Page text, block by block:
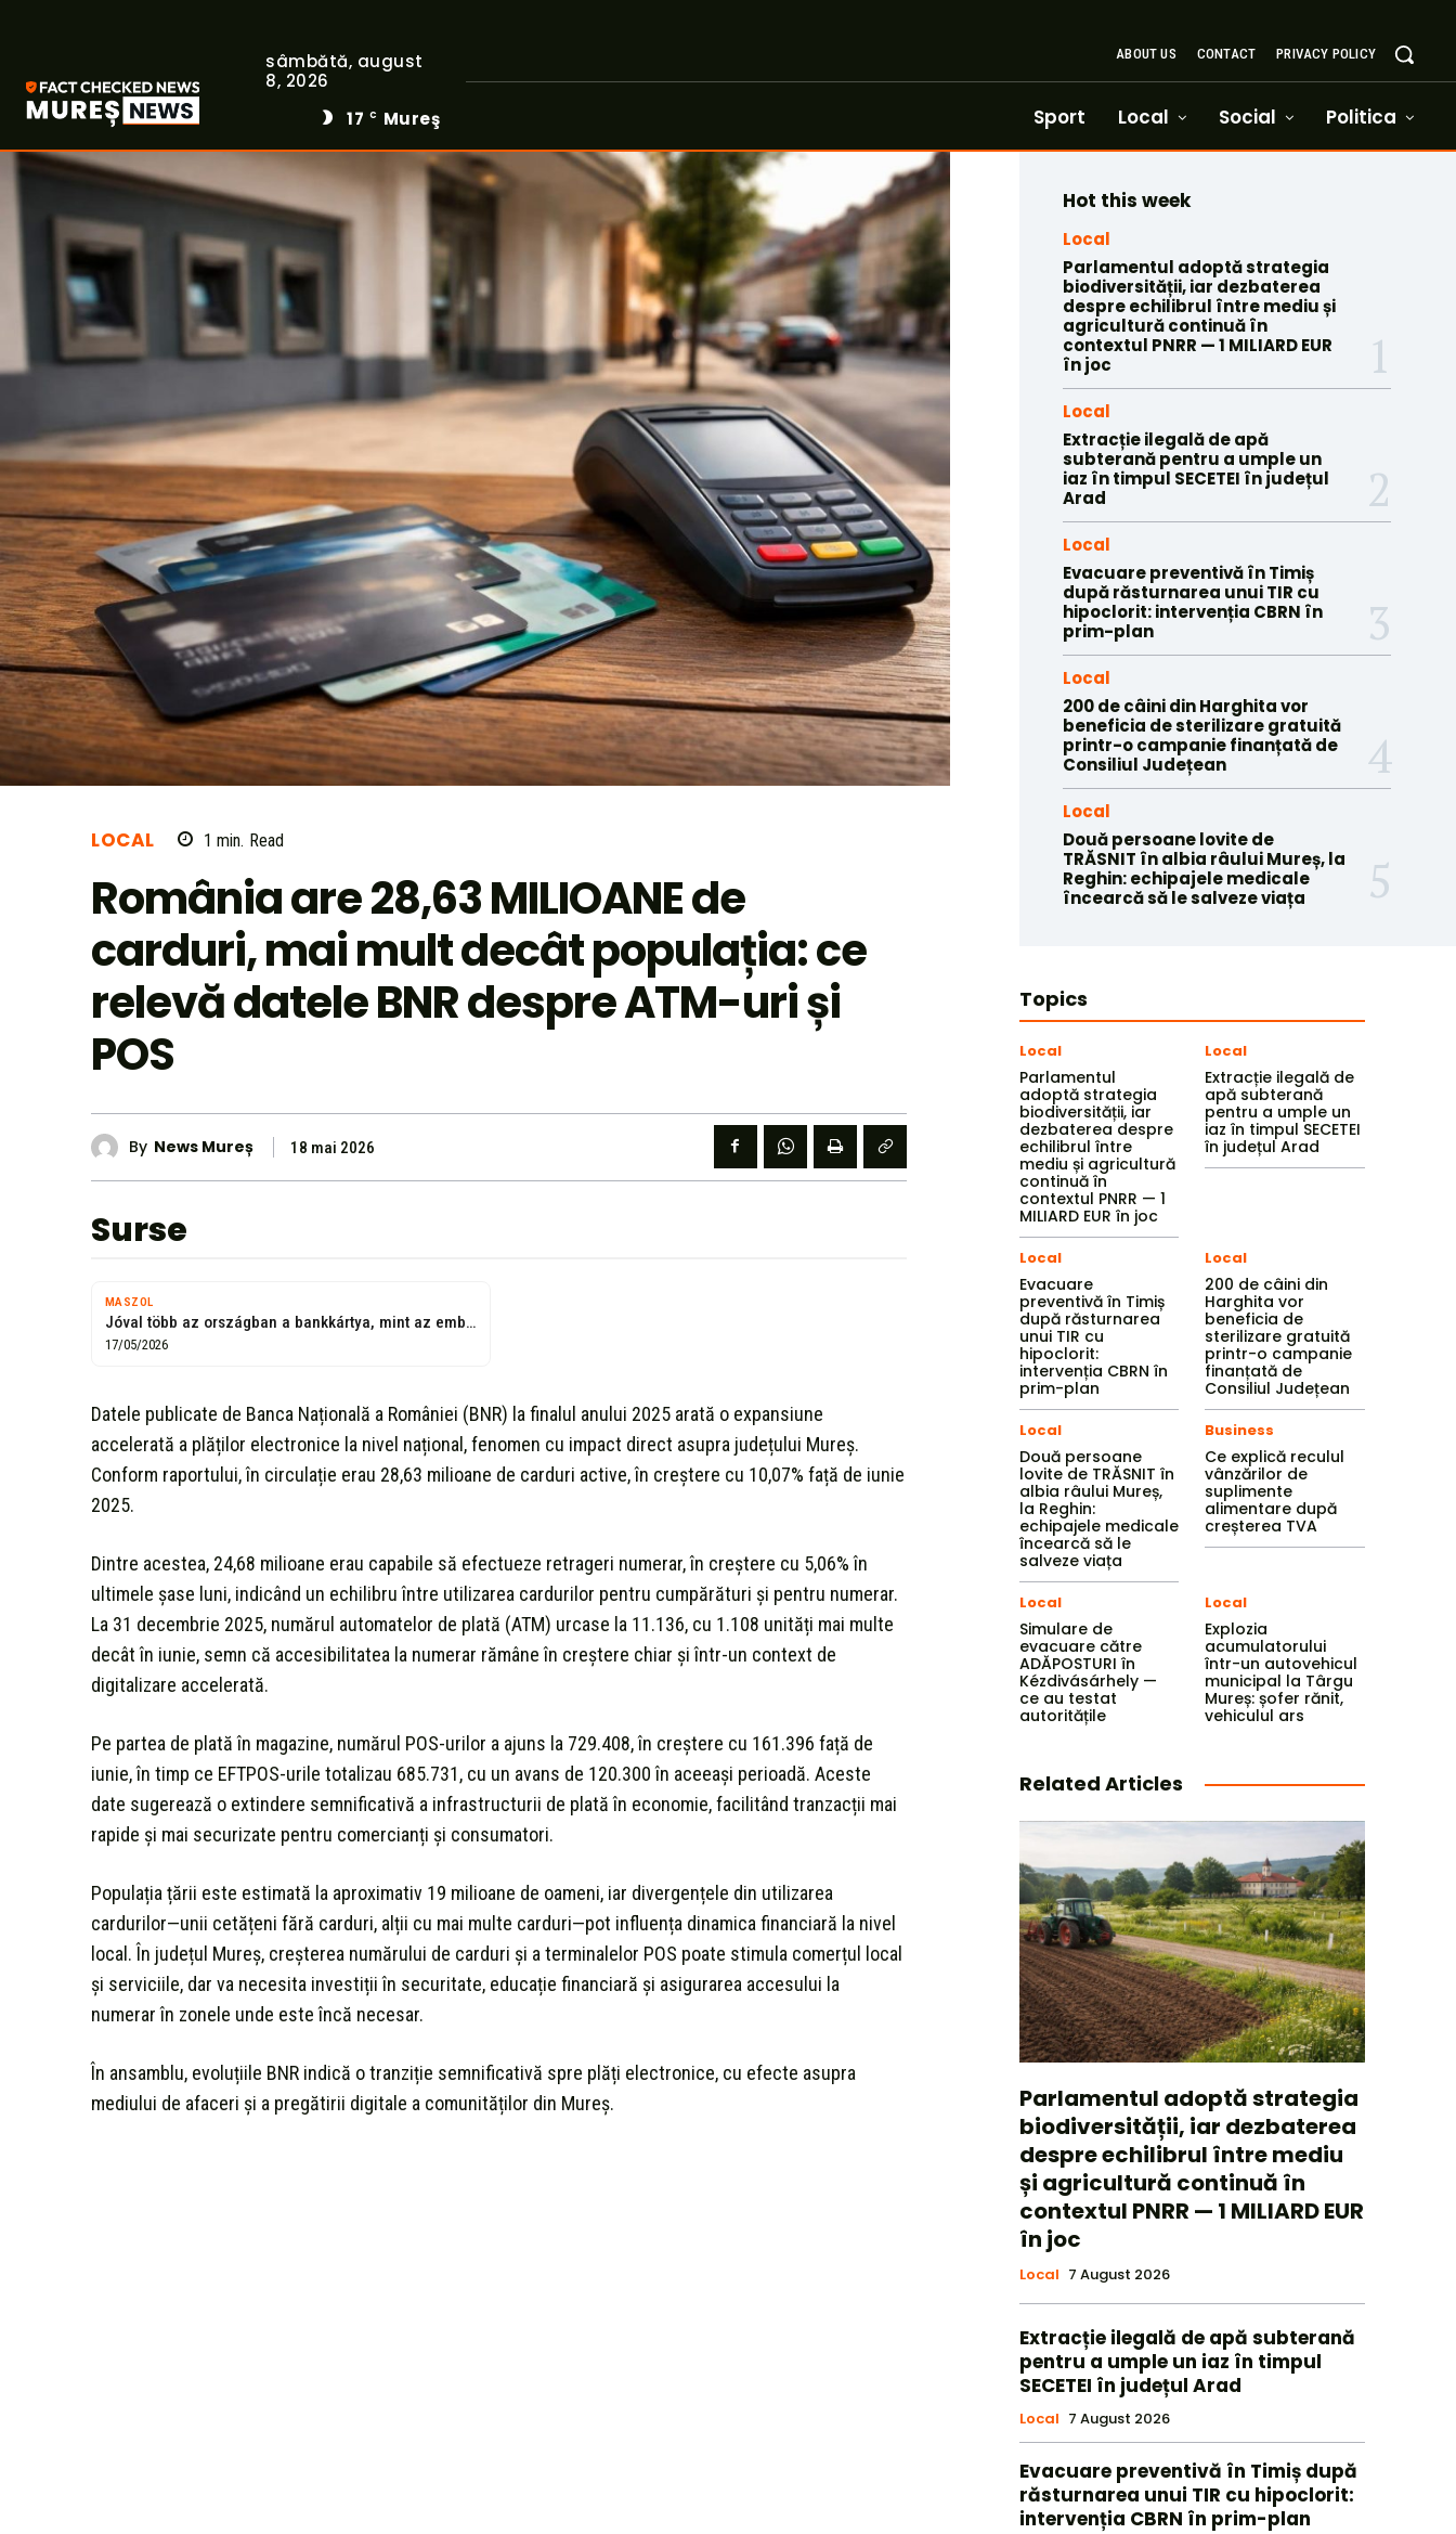
sâmbătă, august
8, 2026
17 C Mureş
ABOUT US CONTACT PRIVACY POLICY
Sport Local Social Politica
LOCAL 1 min. Read
România are 28,63 MILIOANE de
carduri, mai mult decât populația: ce
relevă datele BNR despre ATM-uri și
POS
By News Mureș 18 mai 2026
Surse
MASZOL
Jóval több az országban a bankkártya, mint az ember
17/05/2026
Datele publicate de Banca Națională a României (BNR) la finalul anului 2025 arată o expansiune
accelerată a plăților electronice la nivel național, fenomen cu impact direct asupra județului Mureș.
Conform raportului, în circulație erau 28,63 milioane de carduri active, în creștere cu 10,07% față de iunie
2025.
Dintre acestea, 24,68 milioane erau capabile să efectueze retrageri numerar, în creștere cu 5,06% în
ultimele șase luni, indicând un echilibru între utilizarea cardurilor pentru cumpărături și pentru numerar.
La 31 decembrie 2025, numărul automatelor de plată (ATM) urcase la 11.136, cu 1.108 unități mai multe
decât în iunie, semn că accesibilitatea la numerar rămâne în creștere chiar și într-un context de
digitalizare accelerată.
Pe partea de plată în magazine, numărul POS-urilor a ajuns la 729.408, în creștere cu 161.396 față de
iunie, în timp ce EFTPOS-urile totalizau 685.731, cu un avans de 120.300 în aceeași perioadă. Aceste
date sugerează o extindere semnificativă a infrastructurii de plată în economie, facilitând tranzacții mai
rapide și mai securizate pentru comercianți și consumatori.
Populația țării este estimată la aproximativ 19 milioane de oameni, iar divergențele din utilizarea
cardurilor—unii cetățeni fără carduri, alții cu mai multe carduri—pot influența dinamica financiară la nivel
local. În județul Mureș, creșterea numărului de carduri și a terminalelor POS poate stimula comerțul local
și serviciile, dar va necesita investiții în securitate, educație financiară și asigurarea accesului la
numerar în zonele unde este încă necesar.
În ansamblu, evoluțiile BNR indică o tranziție semnificativă spre plăți electronice, cu efecte asupra
mediului de afaceri și a pregătirii digitale a comunităților din Mureș.
Hot this week
Local
Parlamentul adoptă strategia
biodiversității, iar dezbaterea
despre echilibrul între mediu și
agricultură continuă în
contextul PNRR — 1 MILIARD EUR
în joc
Local
Extracție ilegală de apă
subterană pentru a umple un
iaz în timpul SECETEI în județul
Arad
Local
Evacuare preventivă în Timiș
după răsturnarea unui TIR cu
hipoclorit: intervenția CBRN în
prim-plan
Local
200 de câini din Harghita vor
beneficia de sterilizare gratuită
printr-o campanie finanțată de
Consiliul Județean
Local
Două persoane lovite de
TRĂSNIT în albia râului Mureș, la
Reghin: echipajele medicale
încearcă să le salveze viața
Topics
Local
Parlamentul
adoptă strategia
biodiversității, iar
dezbaterea despre
echilibrul între
mediu și agricultură
continuă în
contextul PNRR — 1
MILIARD EUR în joc
Local
Extracție ilegală de
apă subterană
pentru a umple un
iaz în timpul SECETEI
în județul Arad
Local
Evacuare
preventivă în Timiș
după răsturnarea
unui TIR cu
hipoclorit:
intervenția CBRN în
prim-plan
Local
200 de câini din
Harghita vor
beneficia de
sterilizare gratuită
printr-o campanie
finanțată de
Consiliul Județean
Local
Două persoane
lovite de TRĂSNIT în
albia râului Mureș,
la Reghin:
echipajele medicale
încearcă să le
salveze viața
Business
Ce explică reculul
vânzărilor de
suplimente
alimentare după
creșterea TVA
Local
Simulare de
evacuare către
ADĂPOSTURI în
Kézdivásárhely —
ce au testat
autoritățile
Local
Explozia
acumulatorului
într-un autovehicul
municipal la Târgu
Mureș: șofer rănit,
vehiculul ars
Related Articles
Parlamentul adoptă strategia
biodiversității, iar dezbaterea
despre echilibrul între mediu
și agricultură continuă în
contextul PNRR — 1 MILIARD EUR
în joc
Local 7 August 2026
Extracție ilegală de apă subterană
pentru a umple un iaz în timpul
SECETEI în județul Arad
Local 7 August 2026
Evacuare preventivă în Timiș după
răsturnarea unui TIR cu hipoclorit:
intervenția CBRN în prim-plan